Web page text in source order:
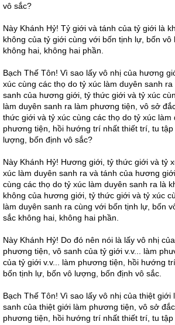
vô sắc?
Này Khánh Hỷ! Tỷ giới và tánh của tỷ giới là
không của tỷ giới cùng với bốn tịnh lự, bốn
không hai, không hai phần.
Bạch Thế Tôn! Vì sao lấy vô nhị của hương
xúc cùng các thọ do tỷ xúc làm duyên sanh
sanh của hương giới, tỷ thức giới và tỷ xúc
làm duyên sanh ra làm phương tiện, vô sở
thức giới và tỷ xúc cùng các thọ do tỷ xúc làm
phương tiện, hồi hướng trí nhất thiết trí, tu
lượng, bốn định vô sắc?
Này Khánh Hỷ! Hương giới, tỷ thức giới và tỷ
xúc làm duyên sanh ra và tánh của hương
cùng các thọ do tỷ xúc làm duyên sanh ra là
không của hương giới, tỷ thức giới và tỷ xúc
làm duyên sanh ra cùng với bốn tịnh lự, bốn
sắc không hai, không hai phần.
Này Khánh Hỷ! Do đó nên nói là lấy vô nhị
phương tiện, vô sanh của tỷ giới v.v... làm
của tỷ giới v.v... làm phương tiện, hồi hướng
bốn tịnh lự, bốn vô lượng, bốn định vô sắc.
Bạch Thế Tôn! Vì sao lấy vô nhị của thiệt
sanh của thiệt giới làm phương tiện, vô sở
phương tiện, hồi hướng trí nhất thiết trí, tu